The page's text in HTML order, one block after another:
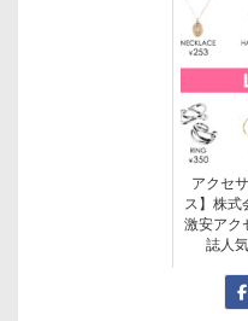
アクセ
ス】株式
激安アク
誌人